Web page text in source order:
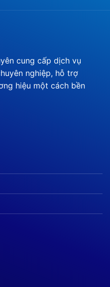
cung cấp dịch vụ
nghiệp, hỗ trợ
hiệu một cách bền